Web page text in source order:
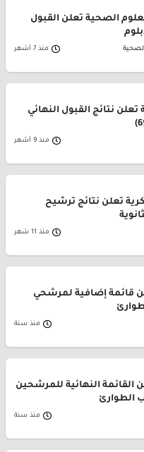
الصحية تعلن القبول
منذ 7 أشهر
تعلن نتائج القبول النهائي
منذ 9 أشهر
تعلن نتائج ترشيح
منذ 11 شهر
قائمة إضافية لمرشحي
منذ سنة
القائمة النهائية للمرشحين
الطوارئ
منذ سنة